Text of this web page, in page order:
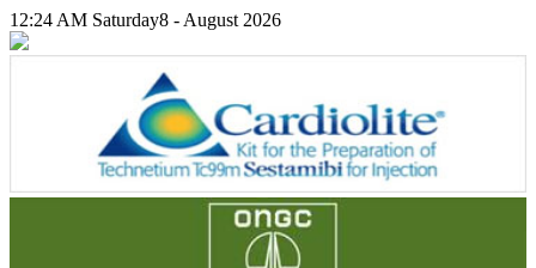
12:24 AM Saturday8 - August 2026